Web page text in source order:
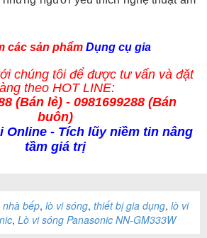
các sản phẩmDụng cụ gia
chúng tôi để được tư vấn và đặt
theo HOT LINE:
(Bán lẻ) - 0981699288 (Bán
buôn)
Online - Tích lũy niềm tin nâng
tầm giá trị
bếp, lò vi sóng, thiết bị gia dụng, lò vi
, Lò vi sóng Panasonic NN-GM333W